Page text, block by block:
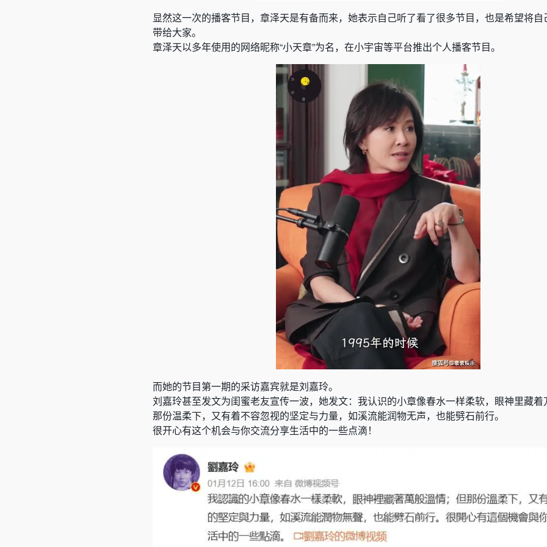
显然这一次的播客节目，章泽天是有备而来，她表示自己听了看了很多节目，也是希望将
带给大家。
章泽天以多年使用的网络昵称“小天章”为名，在小宇宙等平台推出个人播客节目。
而她的节目第一期的采访嘉宾就是刘嘉玲。
刘嘉玲甚至发文为闺蜜老友宣传一波，她发文：我认识的小章像春水一样柔软，眼神里藏着
那份温柔下，又有着不容忽视的坚定与力量，如溪流能润物无声，也能劈石前行。
很开心有这个机会与你交流分享生活中的一些点滴！